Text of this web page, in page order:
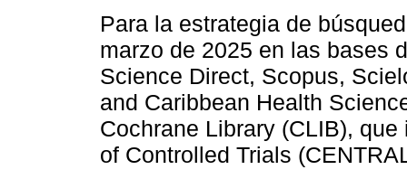
Para la estrategia de
marzo de 2025 en las bases
Science Direct, Scopus,
and Caribbean Health
Cochrane Library (CLIB),
of Controlled Trials